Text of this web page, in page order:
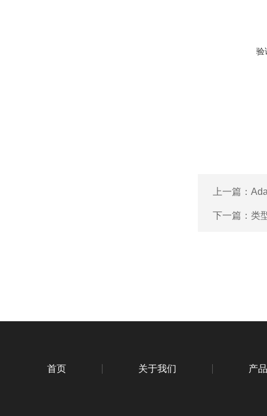
验
上一篇：
下一篇： 类
首页 关于我们 产